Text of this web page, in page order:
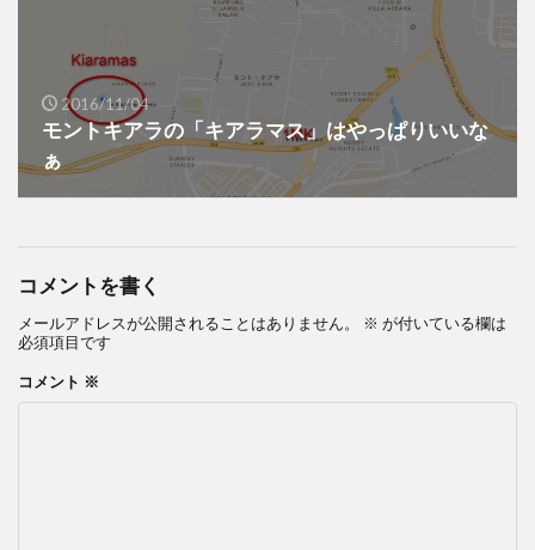
2016/11/04
モントキアラの「キアラマス」はやっぱりいいな
ぁ
コメントを書く
メールアドレスが公開されることはありません。 ※ が付いている欄は
必須項目です
コメント ※